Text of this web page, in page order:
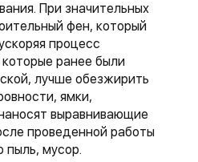
При значительных
фен, который
процесс
ранее были
лучше обезжирить
ямки,
выравнивающие
проведенной работы
пыль, мусор.